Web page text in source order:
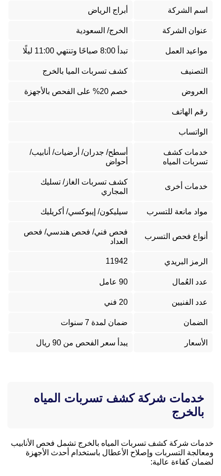
اسم الشركة أبراج الرياض
عنوان الشركة الخرج/ السعودية
مواعيد العمل تبدأ 8:00 صباحًا وتنتهي 11:00 ليلًا
التصنيف كشف تسربات الميا بالخرج
العروض خصم 20% على الفحص بالأجهزة
رقم الهاتف
الواتساب
خدمات كشف
تسربات المياه
أسطح/ جدران/ أرضيات/ أنابيب/
أحواض
خدمات أخرى
كشف تسربات الغاز/ تسليك
المجاري
مواد مانعة للتسرب سيليكون/ إيبوكسي/ أكريليك
أنواع فحص التسرب
فحص فني/ فحص هندسي/ فحص
العداد
الرمز البريدي 11942
عدد العُمال 90 عامل
عدد الفنيين 20 فني
الضمان ضمان لمدة 7 سنوات
الأسعار يبدأ سعر الفحص من 90 ريال
خدمات شركة كشف تسربات المياه
بالخرج
خدمات شركة كشف تسربات المياه بالخرج تشمل فحص الأنابيب
ومعالجة التسربات وإصلاح الأعطال باستخدام أحدث الأجهزة
لضمان كفاءة عالية: